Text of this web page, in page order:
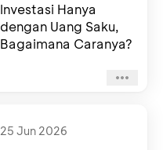
Investasi Hanya
dengan Uang Saku,
Bagaimana Caranya?
25 Jun 2026